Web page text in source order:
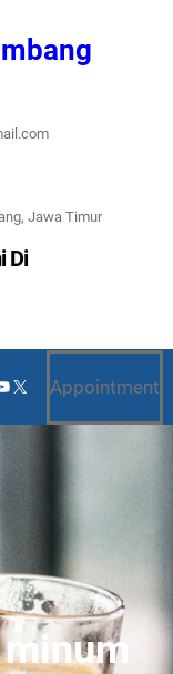
Jawa Timur
Di
X Appointment